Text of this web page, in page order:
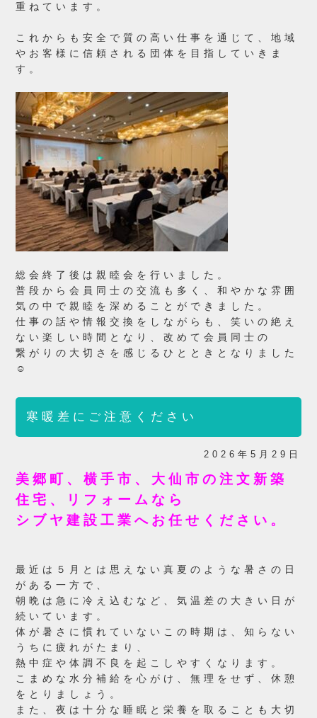
重ねています。
これからも安全で質の高い仕事を通じて、地域
やお客様に信頼される団体を目指していきま
す。
総会終了後は親睦会を行いました。
普段から会員同士の交流も多く、和やかな雰囲
気の中で親睦を深めることができました。
仕事の話や情報交換をしながらも、笑いの絶え
ない楽しい時間となり、改めて会員同士の
繋がりの大切さを感じるひとときとなりました
☺
寒暖差にご注意ください
2026年5月29日
美郷町、横手市、大仙市の注文新築
住宅、リフォームなら
シブヤ建設工業へお任せください。
最近は５月とは思えない真夏のような暑さの日
がある一方で、
朝晩は急に冷え込むなど、気温差の大きい日が
続いています。
体が暑さに慣れていないこの時期は、知らない
うちに疲れがたまり、
熱中症や体調不良を起こしやすくなります。
こまめな水分補給を心がけ、無理をせず、休憩
をとりましょう。
また、夜は十分な睡眠と栄養を取ることも大切